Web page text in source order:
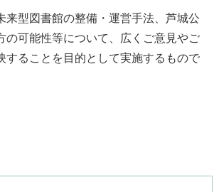
型図書館の整備・運営手法、芦城公
可能性等について、広くご意見やご
ることを目的として実施するもので